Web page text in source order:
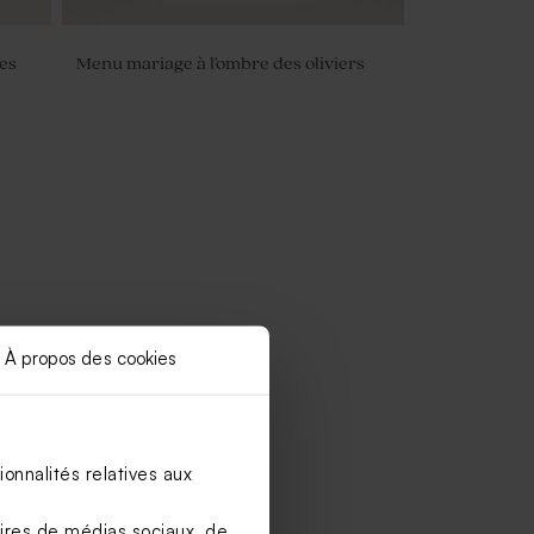
À propos des cookies
relatives aux
Menu mariage à l'ombre des oliviers